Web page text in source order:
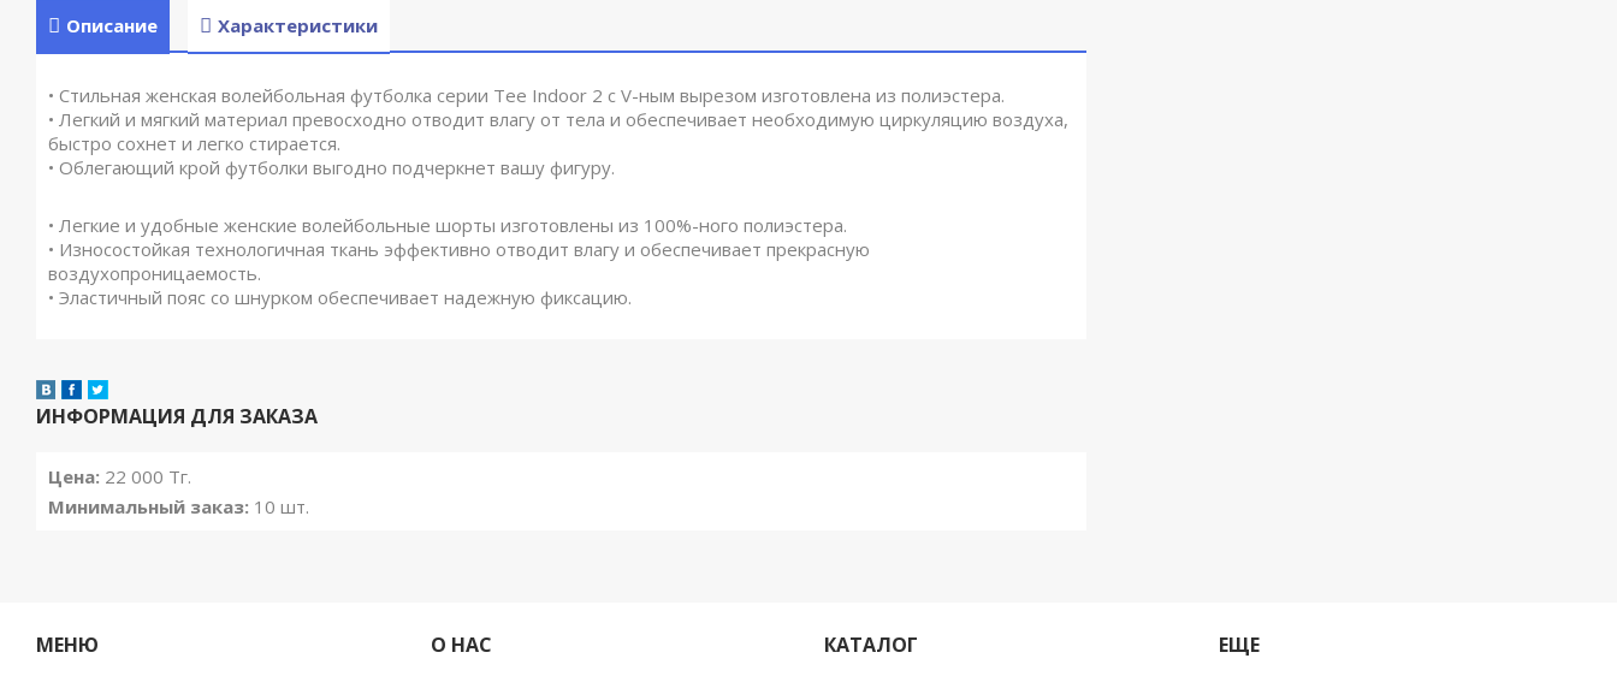
Описание Характеристики
• Стильная женская волейбольная футболка серии Tee Indoor 2 с V-ным вырезом изготовлена из полиэстера.
• Легкий и мягкий материал превосходно отводит влагу от тела и обеспечивает необходимую циркуляцию воздуха,
быстро сохнет и легко стирается.
• Облегающий крой футболки выгодно подчеркнет вашу фигуру.
• Легкие и удобные женские волейбольные шорты изготовлены из 100%-ного полиэстера.
• Износостойкая технологичная ткань эффективно отводит влагу и обеспечивает прекрасную
воздухопроницаемость.
• Эластичный пояс со шнурком обеспечивает надежную фиксацию.
ИНФОРМАЦИЯ ДЛЯ ЗАКАЗА
Цена: 22 000 Тг.
Минимальный заказ: 10 шт.
МЕНЮ О НАС КАТАЛОГ ЕЩЕ